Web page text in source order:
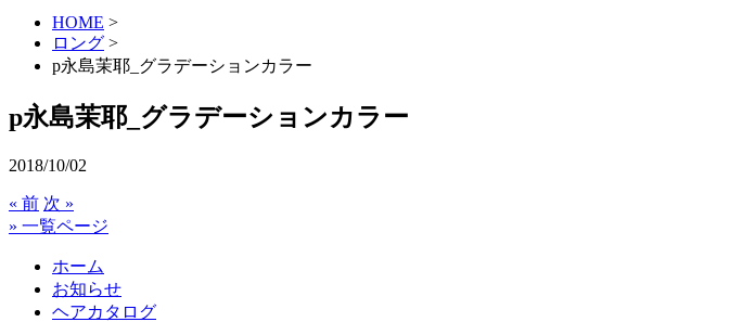
HOME >
ロング >
p永島茉耶_グラデーションカラー
p永島茉耶_グラデーションカラー
2018/10/02
« 前 次 »
» 一覧ページ
ホーム
お知らせ
ヘアカタログ